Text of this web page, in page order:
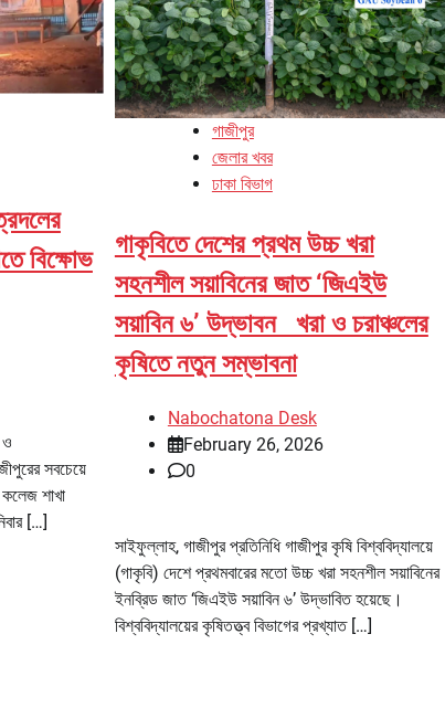
বিক্ষোভ
ও
সবচেয়ে
শাখা
[…]
গাজীপুর
জেলার খবর
ঢাকা বিভাগ
গাকৃবিতে দেশের প্রথম উচ্চ খরা
সহনশীল সয়াবিনের জাত ‘জিএইউ
সয়াবিন ৬’ উদ্ভাবন খরা ও চরাঞ্চলের
কৃষিতে নতুন সম্ভাবনা
Nabochatona Desk
February 26, 2026
0
সাইফুল্লাহ, গাজীপুর প্রতিনিধি গাজীপুর কৃষি বিশ্ববিদ্যালয়ে
(গাকৃবি) দেশে প্রথমবারের মতো উচ্চ খরা সহনশীল সয়াবিনের
ইনব্রিড জাত ‘জিএইউ সয়াবিন ৬’ উদ্ভাবিত হয়েছে।
বিশ্ববিদ্যালয়ের কৃষিতত্ত্ব বিভাগের প্রখ্যাত […]